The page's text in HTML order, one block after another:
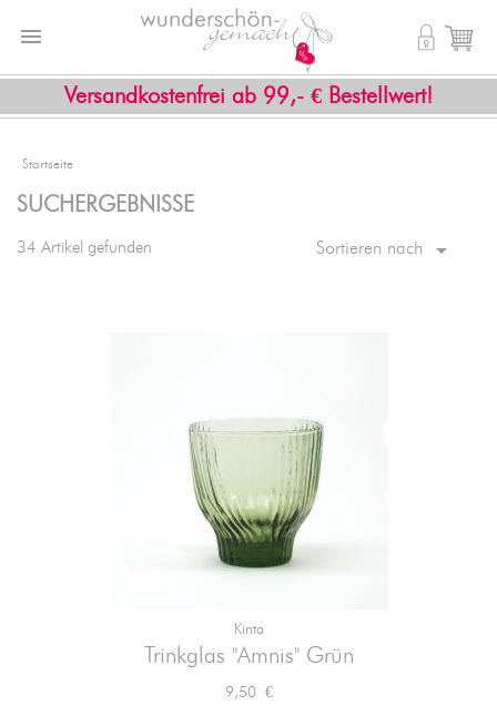
Versandkostenfrei ab 99,- € Bestellwert!
 shopping_cart

Startseite
SUCHERGEBNISSE
34 Artikel gefunden Sortieren nach 
Kinta
Trinkglas "Amnis" Grün
Preis
9,50 €